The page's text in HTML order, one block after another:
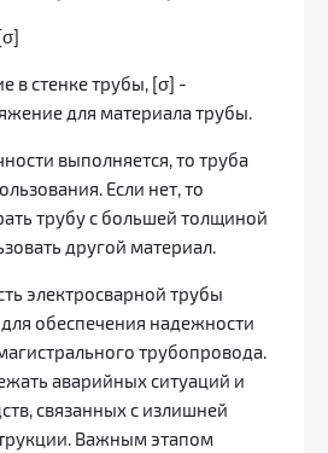
в стенке трубы, [σ] -
для материала трубы.
выполняется, то труба
Если нет, то
трубу с большей толщиной
другой материал.
электросварной трубы
обеспечения надежности
трубопровода.
аварийных ситуаций и
связанных с излишней
Важным этапом